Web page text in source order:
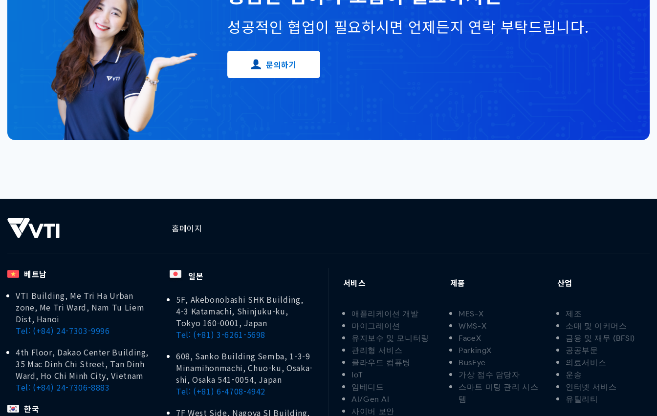
성공적인 협업이 필요하시면 언제든지 연락 부탁드립니다.
문의하기
홈페이지
베트남
VTI Building, Me Tri Ha Urban
zone, Me Tri Ward, Nam Tu Liem
Dist, Hanoi
Tel: (+84) 24-7303-9996
4th Floor, Dakao Center Building,
35 Mac Dinh Chi Street, Tan Dinh
Ward, Ho Chi Minh City, Vietnam
Tel: (+84) 24-7306-8883
한국
일본
5F, Akebonobashi SHK Building,
4-3 Katamachi, Shinjuku-ku,
Tokyo 160-0001, Japan
Tel: (+81) 3-6261-5698
608, Sanko Building Semba, 1-3-9
Minamihonmachi, Chuo-ku, Osaka-
shi, Osaka 541-0054, Japan
Tel: (+81) 6-4708-4942
7F West Side, Nagoya SI Building,
서비스
애플리케이션 개발
마이그레이션
유지보수 및 모니터링
관리형 서비스
클라우드 컴퓨팅
IoT
임베디드
AI/Gen AI
사이버 보안
제품
MES-X
WMS-X
FaceX
ParkingX
BusEye
가상 접수 담당자
스마트 미팅 관리 시스
템
산업
제조
소매 및 이커머스
금융 및 재무 (BFSI)
공공부문
의료서비스
운송
인터넷 서비스
유틸리티